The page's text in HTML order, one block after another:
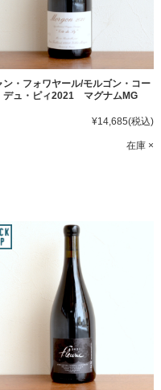
ン・フォワヤール/モルゴン・コー
デュ・ピィ2021 マグナムMG
¥14,685(税込)
在庫 ×